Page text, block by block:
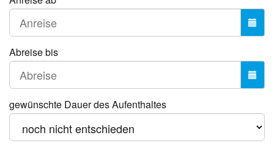
Abreise bis
gewünschte Dauer des Aufenthaltes